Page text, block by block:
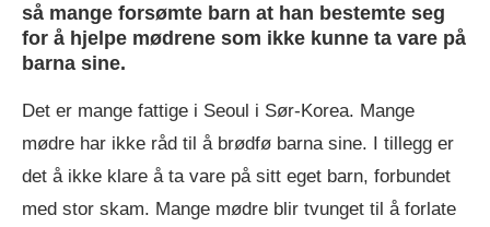
så mange forsømte barn at han bestemte seg
for å hjelpe mødrene som ikke kunne ta vare på
barna sine.
Det er mange fattige i Seoul i Sør-Korea. Mange
mødre har ikke råd til å brødfø barna sine. I tillegg er
det å ikke klare å ta vare på sitt eget barn, forbundet
med stor skam. Mange mødre blir tvunget til å forlate